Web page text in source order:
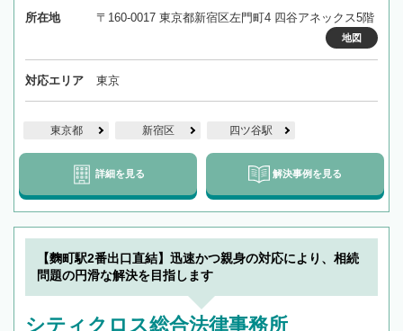
所在地 〒160-0017 東京都新宿区左門町4 四谷アネックス5階
地図
対応エリア 東京
東京都 新宿区 四ツ谷駅
詳細を見る 解決事例を見る
【麴町駅2番出口直結】迅速かつ親身の対応により、相続
問題の円滑な解決を目指します
シティクロス総合法律事務所